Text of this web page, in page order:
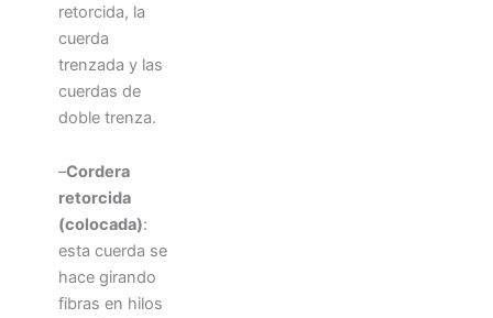
retorcida, la
cuerda
trenzada y las
cuerdas de
doble trenza.
–Cordera
retorcida
(colocada):
esta cuerda se
hace girando
fibras en hilos